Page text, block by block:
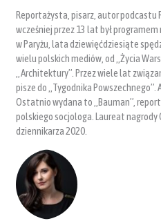
Reportażysta, pisarz, autor podcastu
wcześniej przez 13 lat był programem
w Paryżu, lata dziewięćdziesiąte
wielu polskich mediów, od „Życia
„Architektury”. Przez wiele lat
pisze do „Tygodnika
Ostatnio wydana to „Bauman”,
polskiego socjologa. Laureat nagrody
dziennikarza 2020.